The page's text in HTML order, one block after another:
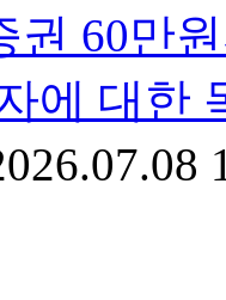
권 60만
에 대한